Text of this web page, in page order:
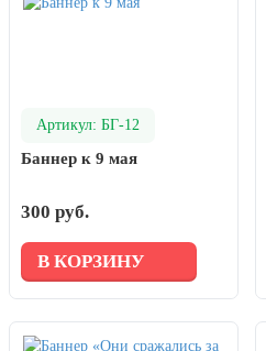
Артикул: БГ-12
Баннер к 9 мая
300 руб.
В КОРЗИНУ